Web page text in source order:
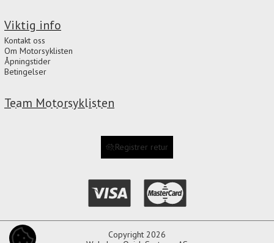
Team Motorsyklisten
Viktig info
Kontakt oss
Om Motorsyklisten
Åpningstider
Betingelser
Registrer retur
Copyright 2026
COOKIE-INNSTILLINGER